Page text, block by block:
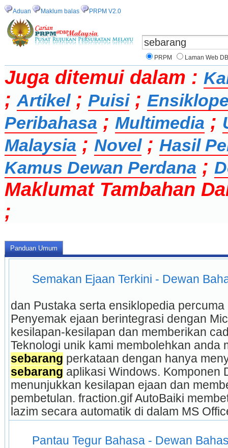
Aduan Maklum balas PRPM V2.0
PRPM Laman Web
Juga ditemui dalam :
; Artikel; Puisi;
Peribahasa ; Multimedia ;
Malaysia ; Novel; Hasil
Kamus Dewan Perdana ;
Maklumat Tambahan
;
Panduan Umum
Semakan Ejaan Terkini - Dewan
dan Pustaka serta ensiklopedia
Penyemak ejaan berintegrasi dengan
kesilapan-kesilapan dan memberikan
sebarang
sebarang aplikasi Windows. Komponen
menunjukkan kesilapan ejaan dan
pembetulan. fraction.gif AutoBaiki
lazim secara automatik di dalam MS
Pantau Tegur Bahasa - Dewan